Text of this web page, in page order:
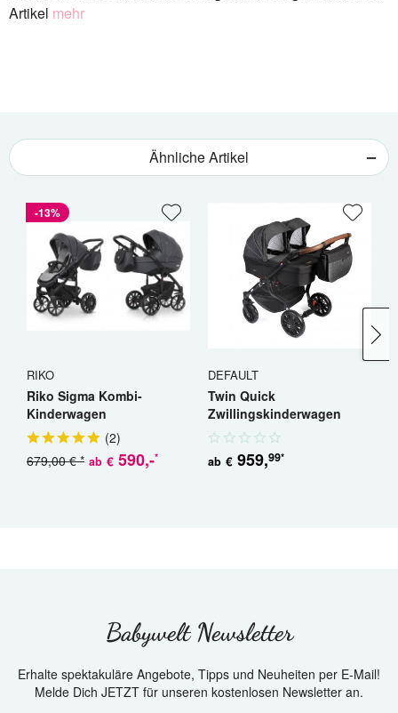
Artikel mehr
Ähnliche Artikel
-13%
RIKO
Riko Sigma Kombi-
Kinderwagen
(2)
ab € 590,-*
679,00 € *
DEFAULT
Twin Quick
Zwillingskinderwagen
Geschwisterwagen
ab € 959,99*
Babywelt Newsletter
Erhalte spektakuläre Angebote, Tipps und Neuheiten per E-Mail!
Melde Dich JETZT für unseren kostenlosen Newsletter an.